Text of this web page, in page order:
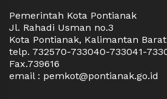
Pemerintah Kota Pontianak
Jl. Rahadi Usman no.3
Kota Pontianak, Kalimantan Barat,
telp. 732570-733040-733041-
Fax.739616
email : pemkot@pontianak.go.id